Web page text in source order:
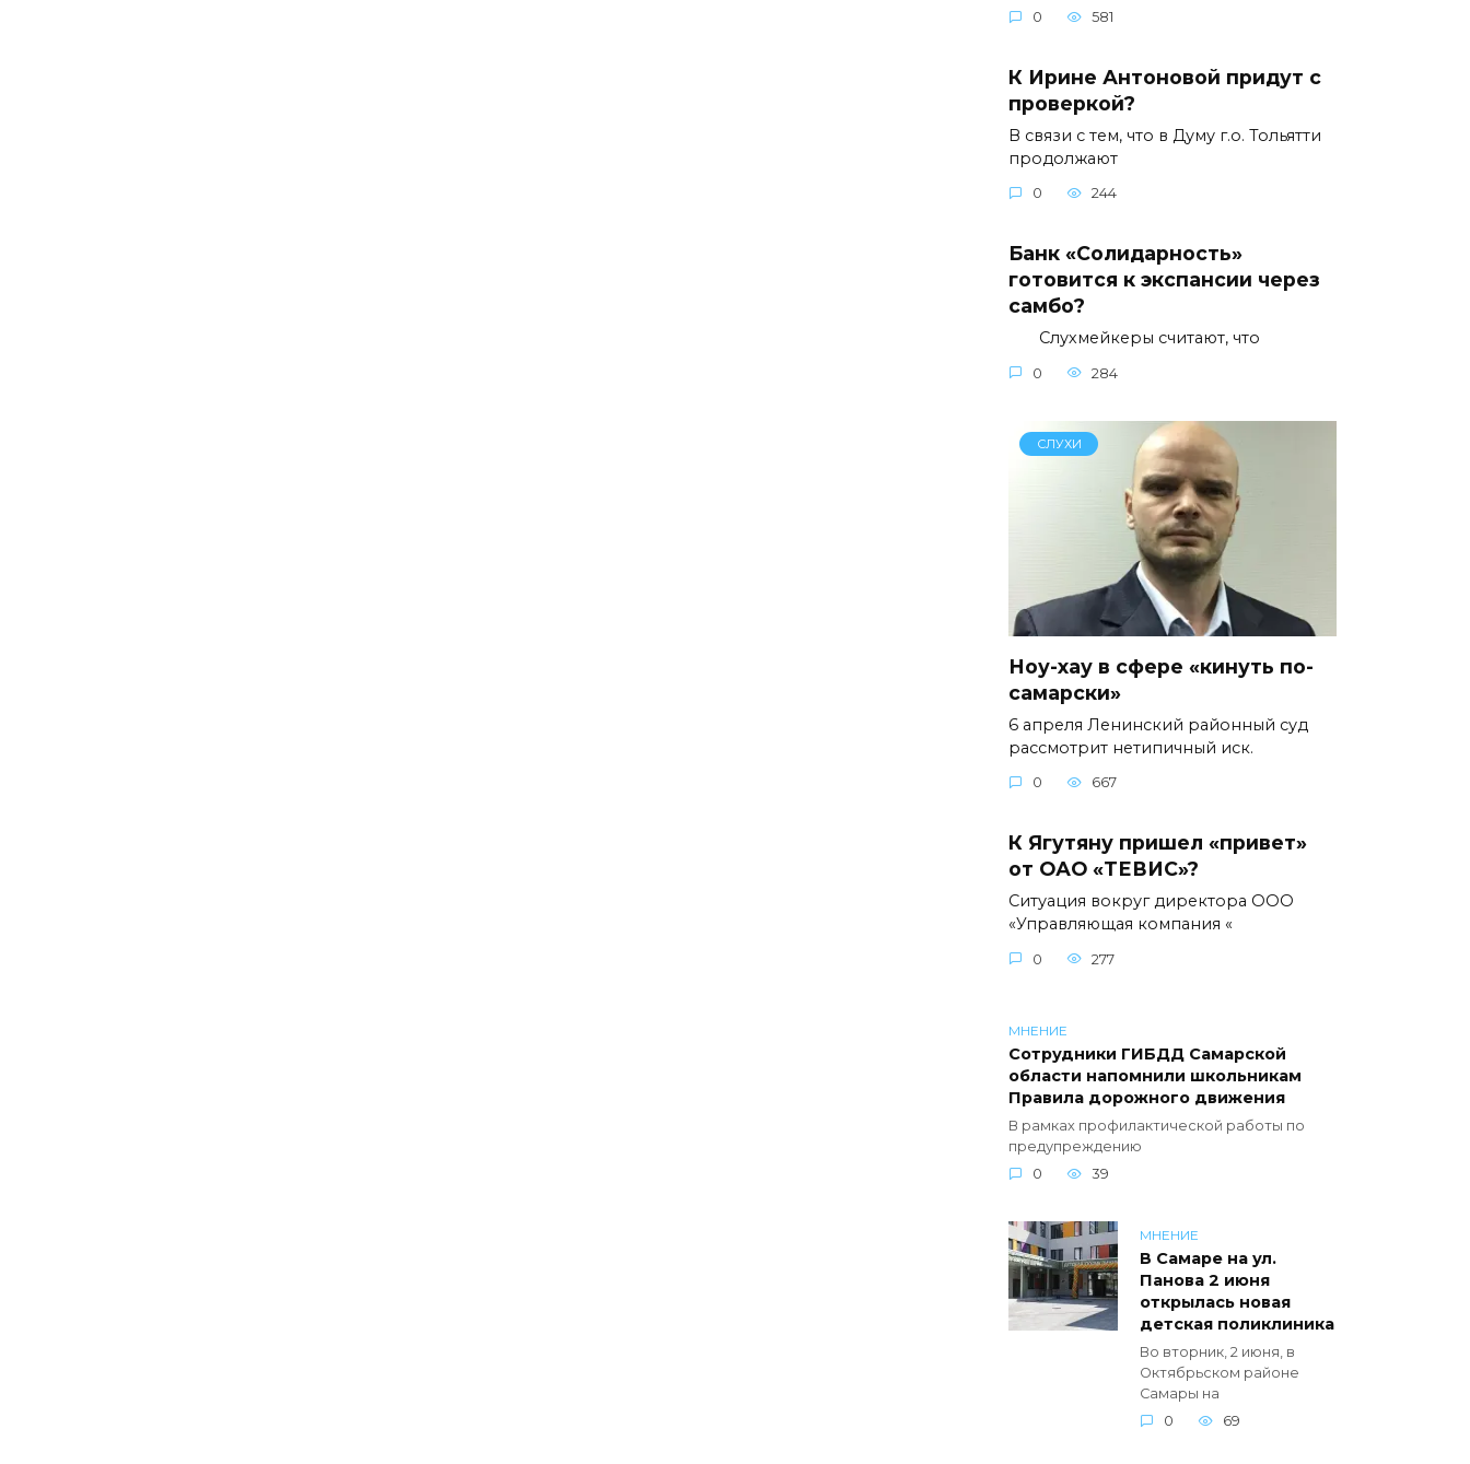
0 581
К Ирине Антоновой придут с
проверкой?
В связи с тем, что в Думу г.о. Тольятти
продолжают
0 244
Банк «Солидарность»
готовится к экспансии через
самбо?
Слухмейкеры считают, что
0 284
СЛУХИ
Ноу-хау в сфере «кинуть по-
самарски»
6 апреля Ленинский районный суд
рассмотрит нетипичный иск.
0 667
К Ягутяну пришел «привет»
от ОАО «ТЕВИС»?
Ситуация вокруг директора ООО
«Управляющая компания «
0 277
МНЕНИЕ
Сотрудники ГИБДД Самарской
области напомнили школьникам
Правила дорожного движения
В рамках профилактической работы по
предупреждению
0
39
МНЕНИЕ
В Самаре на ул.
Панова 2 июня
открылась новая
детская поликлиника
Во вторник, 2 июня, в
Октябрьском районе
Самары на
0
69